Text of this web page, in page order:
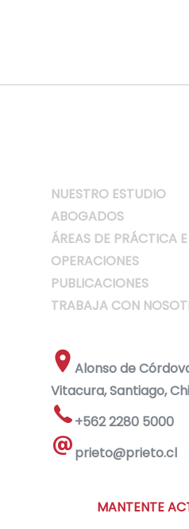
NUESTRO ESTUDIO
ABOGADOS
ÁREAS DE PRÁCTICA
OPERACIONES
PUBLICACIONES
TRABAJA CON
Alonso de
Vitacura, Santiago,
+562 2280 5000
prieto@prieto.cl
MANTENTE